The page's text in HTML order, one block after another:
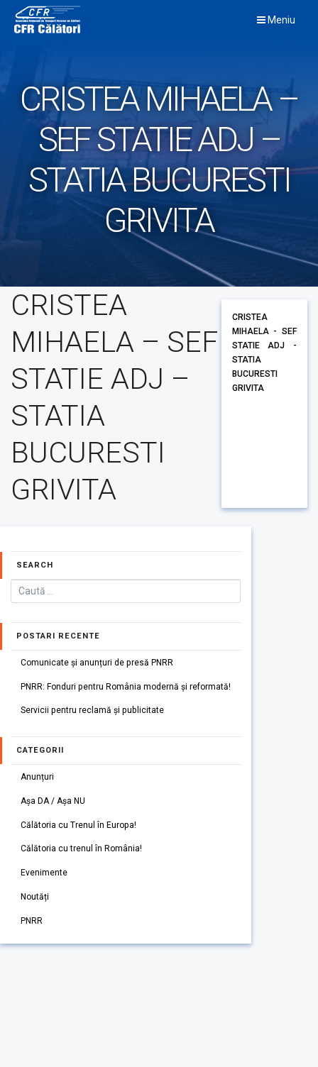
content
Meniu
CRISTEA MIHAELA –
SEF STATIE ADJ –
STATIA BUCURESTI
GRIVITA
CRISTEA
MIHAELA – SEF
STATIE ADJ –
STATIA
BUCURESTI
GRIVITA
CRISTEA
MIHAELA - SEF
STATIE ADJ -
STATIA
BUCURESTI
GRIVITA
SEARCH
POSTARI RECENTE
Comunicate și anunțuri de presă PNRR
PNRR: Fonduri pentru România modernă și reformată!
Servicii pentru reclamă și publicitate
CATEGORII
Anunțuri
Așa DA / Așa NU
Călătoria cu Trenul în Europa!
Călătoria cu trenul în România!
Evenimente
Noutăți
PNRR